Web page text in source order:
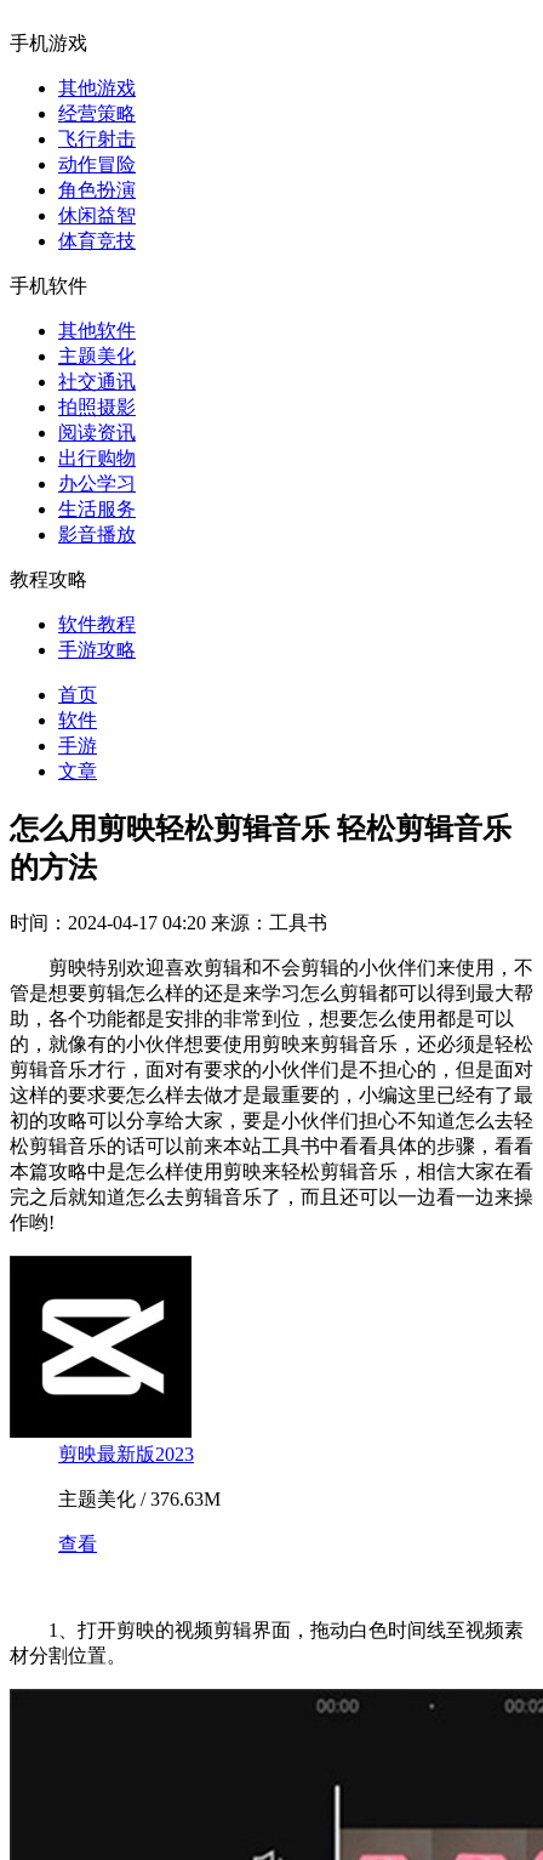
手机游戏
其他游戏
经营策略
飞行射击
动作冒险
角色扮演
休闲益智
体育竞技
手机软件
其他软件
主题美化
社交通讯
拍照摄影
阅读资讯
出行购物
办公学习
生活服务
影音播放
教程攻略
软件教程
手游攻略
首页
软件
手游
文章
怎么用剪映轻松剪辑音乐 轻松剪辑音乐
的方法
时间：2024-04-17 04:20 来源：工具书
剪映特别欢迎喜欢剪辑和不会剪辑的小伙伴们来使用，不
管是想要剪辑怎么样的还是来学习怎么剪辑都可以得到最大帮
助，各个功能都是安排的非常到位，想要怎么使用都是可以
的，就像有的小伙伴想要使用剪映来剪辑音乐，还必须是轻松
剪辑音乐才行，面对有要求的小伙伴们是不担心的，但是面对
这样的要求要怎么样去做才是最重要的，小编这里已经有了最
初的攻略可以分享给大家，要是小伙伴们担心不知道怎么去轻
松剪辑音乐的话可以前来本站工具书中看看具体的步骤，看看
本篇攻略中是怎么样使用剪映来轻松剪辑音乐，相信大家在看
完之后就知道怎么去剪辑音乐了，而且还可以一边看一边来操
作哟!
剪映最新版2023
主题美化 / 376.63M
查看
1、打开剪映的视频剪辑界面，拖动白色时间线至视频素
材分割位置。